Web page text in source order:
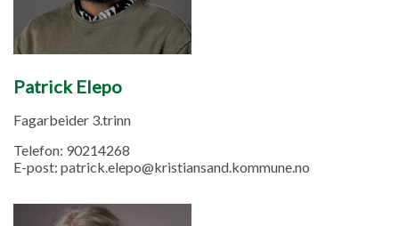
Patrick Elepo
Fagarbeider 3.trinn
Telefon: 90214268
E-post: patrick.elepo@kristiansand.kommune.no